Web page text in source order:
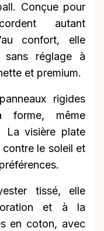
Conçue pour
autant
confort, elle
réglage à
et premium.
rigides
forme, même
La visière plate
le soleil et
tissé, elle
et à la
en coton, avec